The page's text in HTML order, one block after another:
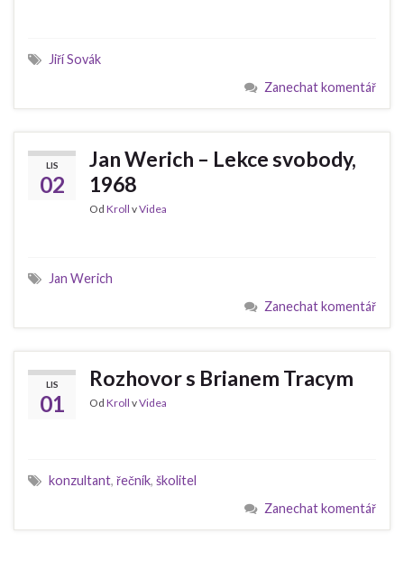
Jiří Sovák
Zanechat komentář
LIS
02
Jan Werich – Lekce svobody,
1968
Od Kroll vVidea
Jan Werich
Zanechat komentář
LIS
01
Rozhovor s Brianem Tracym
Od Kroll vVidea
konzultant, řečník, školitel
Zanechat komentář